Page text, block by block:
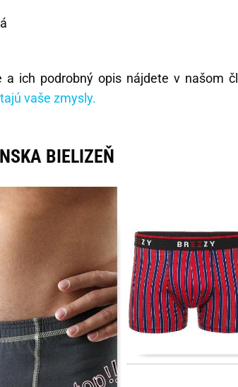
a ich podrobný opis nájdete v našom
vaše zmysly.
BIELIZEŇ